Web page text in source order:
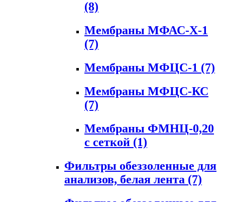
(8)
Мембраны МФАС-Х-1
(7)
Мембраны МФЦС-1 (7)
Мембраны МФЦС-КС
(7)
Мембраны ФМНЦ-0,20
с сеткой (1)
Фильтры обеззоленные для
анализов, белая лента (7)